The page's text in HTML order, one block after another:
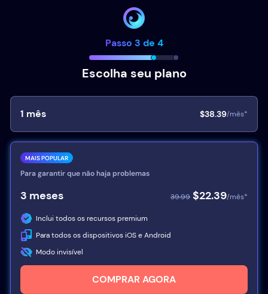
Passo 3 de 4
Escolha seu plano
1 mês $38.39/mês*
MAIS POPULAR
Para garantir que não haja problemas
3 meses 39.99 $22.39/mês*
Inclui todos os recursos premium
Para todos os dispositivos iOS e Android
Modo invisível
COMPRAR AGORA